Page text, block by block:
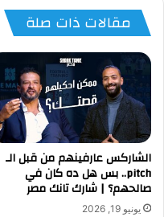
مقالات ذات صلة
الشاركس عارفينهم من قبل الـ
pitch.. بس هل ده كان في
صالحهم؟ | شارك تانك مصر
يونيو 19, 2026